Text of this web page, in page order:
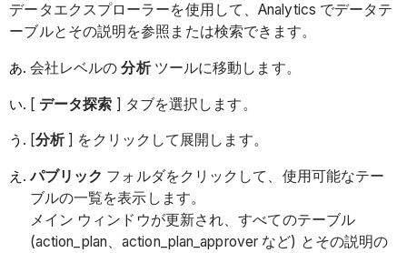
データエクスプローラーを使用して、Analytics でデータテ
ーブルとその説明を参照または検索できます。
会社レベルの分析ツールに移動します。
[ データ探索 ] タブを選択します。
[分析 ] をクリックして展開します。
パブリック フォルダをクリックして、使用可能なテー
ブルの一覧を表示します。
メイン ウィンドウが更新され、すべてのテーブル
(action_plan、action_plan_approver など) とその説明の